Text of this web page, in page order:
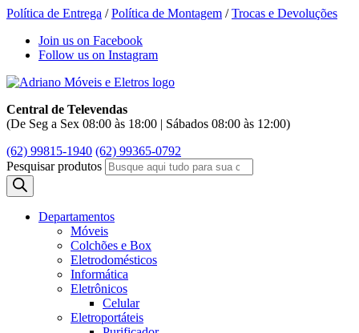
Política de Entrega /Política de Montagem /Trocas e Devoluções
Join us on Facebook
Follow us on Instagram
Central de Televendas
(De Seg a Sex 08:00 às 18:00 | Sábados 08:00 às 12:00)
(62) 99815-1940 (62) 99365-0792
Pesquisar produtos
Departamentos
Móveis
Colchões e Box
Eletrodomésticos
Informática
Eletrônicos
Celular
Eletroportáteis